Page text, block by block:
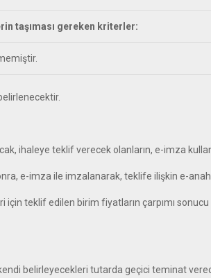
taşıması gereken kriterler:
ihaleye teklif verecek olanların, e-imza
e-imza ile imzalanarak, teklife ilişkin e-
için teklif edilen birim fiyatların çarpımı
belirleyecekleri tutarda geçici teminat